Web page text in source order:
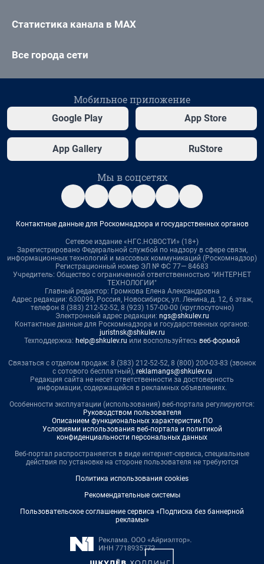
Статистика канала в MAX
Все города сети
Мобильное приложение
Google Play App Store
App Gallery RuStore
Мы в соцсетях
Контактные данные для Роскомнадзора и государственных органов
Сетевое издание «НГС.НОВОСТИ» (18+)
Зарегистрировано Федеральной службой по надзору в сфере связи,
информационных технологий и массовых коммуникаций (Роскомнадзор)
Регистрационный номер ЭЛ № ФС 77— 84683
Учредитель: Общество с ограниченной ответственностью "ИНТЕРНЕТ
ТЕХНОЛОГИИ"
Главный редактор: Громкова Елена Александровна
Адрес редакции: 630099, Россия, Новосибирск, ул. Ленина, д. 12, 6 этаж,
телефон 8 (383) 212-52-52, 8 (923) 157-00-00 (круглосуточно)
Электронный адрес редакции: ngs@shkulev.ru
Контактные данные для Роскомнадзора и государственных органов:
juristnsk@shkulev.ru
Техподдержка: help@shkulev.ru или воспользуйтесь веб-формой
Связаться с отделом продаж: 8 (383) 212-52-52, 8 (800) 200-03-83 (звонок
с сотового бесплатный), reklamangs@shkulev.ru
Редакция сайта не несет ответственности за достоверность
информации, содержащейся в рекламных объявлениях.
Особенности эксплуатации (использования) веб-портала регулируются:
Руководством пользователя
Описанием функциональных характеристик ПО
Условиями использования веб-портала и политикой
конфиденциальности персональных данных
Веб-портал распространяется в виде интернет-сервиса, специальные
действия по установке на стороне пользователя не требуются
Политика использования cookies
Рекомендательные системы
Пользовательское соглашение сервиса «Подписка без баннерной
рекламы»